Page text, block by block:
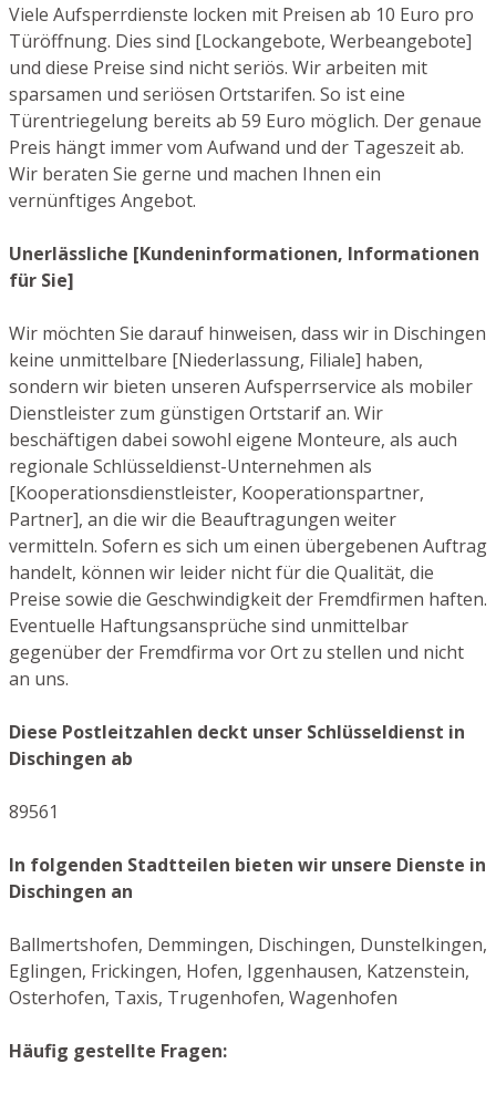
Viele Aufsperrdienste locken mit Preisen ab 10 Euro pro
Türöffnung. Dies sind [Lockangebote, Werbeangebote]
und diese Preise sind nicht seriös. Wir arbeiten mit
sparsamen und seriösen Ortstarifen. So ist eine
Türentriegelung bereits ab 59 Euro möglich. Der genaue
Preis hängt immer vom Aufwand und der Tageszeit ab.
Wir beraten Sie gerne und machen Ihnen ein
vernünftiges Angebot.
Unerlässliche [Kundeninformationen, Informationen
für Sie]
Wir möchten Sie darauf hinweisen, dass wir in Dischingen
keine unmittelbare [Niederlassung, Filiale] haben,
sondern wir bieten unseren Aufsperrservice als mobiler
Dienstleister zum günstigen Ortstarif an. Wir
beschäftigen dabei sowohl eigene Monteure, als auch
regionale Schlüsseldienst-Unternehmen als
[Kooperationsdienstleister, Kooperationspartner,
Partner], an die wir die Beauftragungen weiter
vermitteln. Sofern es sich um einen übergebenen Auftrag
handelt, können wir leider nicht für die Qualität, die
Preise sowie die Geschwindigkeit der Fremdfirmen haften.
Eventuelle Haftungsansprüche sind unmittelbar
gegenüber der Fremdfirma vor Ort zu stellen und nicht
an uns.
Diese Postleitzahlen deckt unser Schlüsseldienst in
Dischingen ab
89561
In folgenden Stadtteilen bieten wir unsere Dienste in
Dischingen an
Ballmertshofen, Demmingen, Dischingen, Dunstelkingen,
Eglingen, Frickingen, Hofen, Iggenhausen, Katzenstein,
Osterhofen, Taxis, Trugenhofen, Wagenhofen
Häufig gestellte Fragen: